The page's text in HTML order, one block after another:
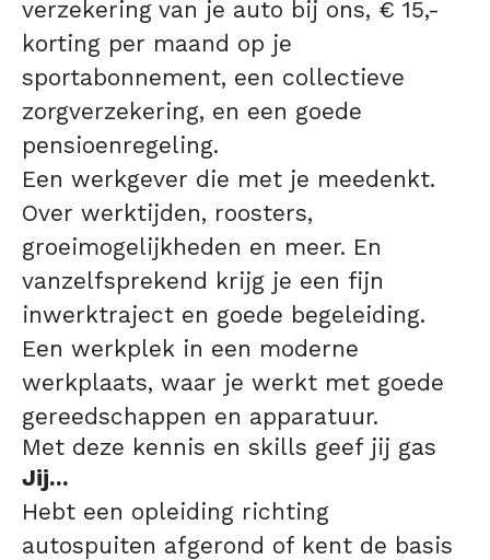
verzekering van je auto bij ons, € 15,-
korting per maand op je
sportabonnement, een collectieve
zorgverzekering, en een goede
pensioenregeling.
Een werkgever die met je meedenkt.
Over werktijden, roosters,
groeimogelijkheden en meer. En
vanzelfsprekend krijg je een fijn
inwerktraject en goede begeleiding.
Een werkplek in een moderne
werkplaats, waar je werkt met goede
gereedschappen en apparatuur.
Met deze kennis en skills geef jij gas
Jij...
Hebt een opleiding richting
autospuiten afgerond of kent de basis